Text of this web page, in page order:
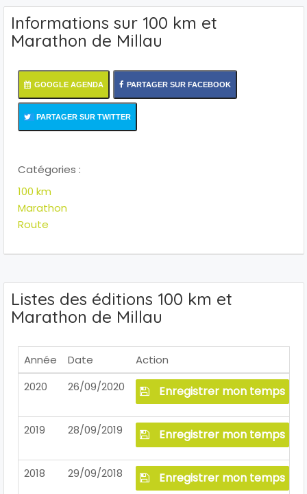
Informations sur 100 km et
Marathon de Millau
GOOGLE AGENDA PARTAGER SUR FACEBOOK
PARTAGER SUR TWITTER
Catégories :
100 km
Marathon
Route
Listes des éditions 100 km et
Marathon de Millau
Année Date
Action
2020
26/09/2020 Enregistrer mon temps
2019 28/09/2019 Enregistrer mon temps
2018 29/09/2018 Enregistrer mon temps